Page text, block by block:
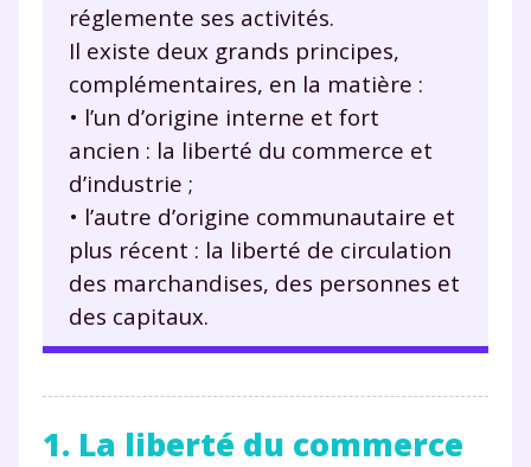
réglemente ses activités.
Il existe deux grands principes,
complémentaires, en la matière :
• l’un d’origine interne et fort
ancien : la liberté du commerce et
d’industrie ;
• l’autre d’origine communautaire et
plus récent : la liberté de circulation
des marchandises, des personnes et
des capitaux.
1. La liberté du commerce